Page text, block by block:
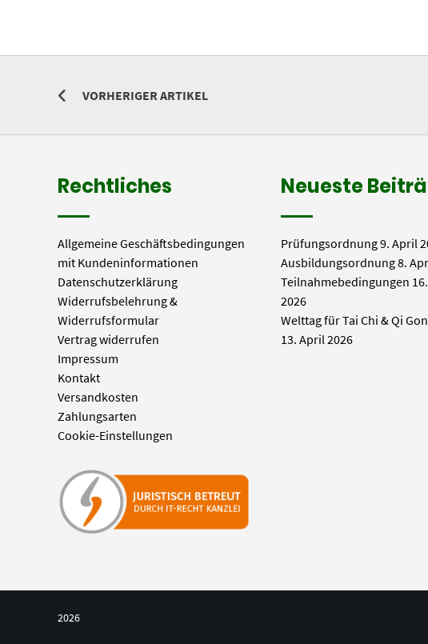
VORHERIGER ARTIKEL
Rechtliches
Allgemeine Geschäftsbedingungen
mit Kundeninformationen
Datenschutzerklärung
Widerrufsbelehrung &
Widerrufsformular
Vertrag widerrufen
Impressum
Kontakt
Versandkosten
Zahlungsarten
Cookie-Einstellungen
Neueste
Prüfungsordnung9. April
Ausbildungsordnung8.
Teilnahmebedingungen
2026
Welttag für Tai Chi & Qi
13. April 2026
2026